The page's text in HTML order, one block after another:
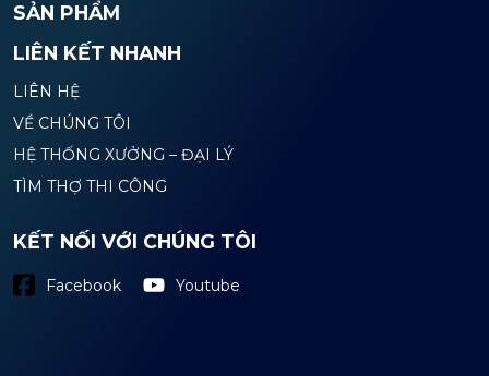
SẢN PHẨM
LIÊN KẾT NHANH
LIÊN HỆ
VỀ CHÚNG TÔI
HỆ THỐNG XƯỞNG – ĐẠI LÝ
TÌM THỢ THI CÔNG
KẾT NỐI VỚI CHÚNG TÔI
Facebook Youtube